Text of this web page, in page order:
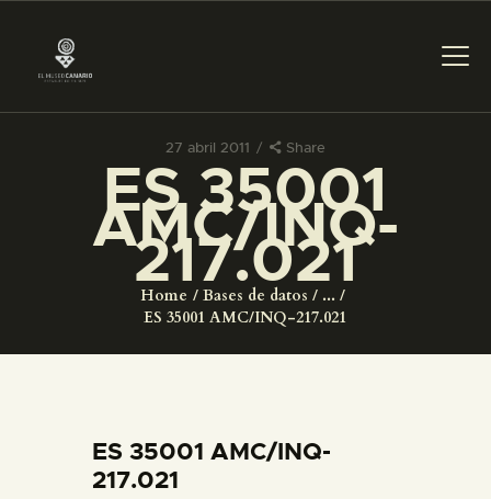
27 abril 2011 Share
ES 35001
AMC/INQ-
217.021
Home Bases de datos
...
ES 35001 AMC/INQ-217.021
PREPARAR LA VISITA
ACTIVIDADES
COLECCIONES
ES 35001 AMC/INQ-
217.021